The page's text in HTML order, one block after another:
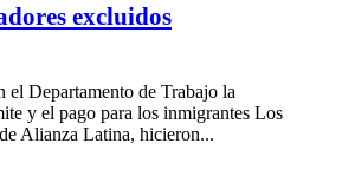
excluidos
el Departamento de Trabajo la
y el pago para los inmigrantes Los
Alianza Latina, hicieron...